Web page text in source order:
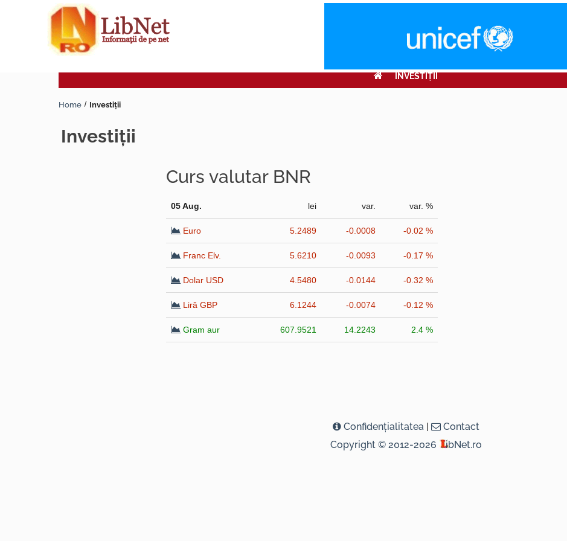
INVESTIŢII
Home Investiţii
investiţii
Curs valutar BNR
05 Aug. lei var. var. %
Euro 5.2489 -0.0008 -0.02 %
Franc Elv. 5.6210 -0.0093 -0.17 %
Dolar USD 4.5480 -0.0144 -0.32 %
Liră GBP 6.1244 -0.0074 -0.12 %
Gram aur 607.9521 14.2243 2.4 %
Confidenţialitatea |
Contact
Copyright © 2012-2026
ibNet.ro